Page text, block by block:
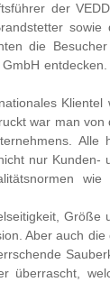
der
sowie
die
entdecken.
Klientel
war man von
Alle
nur Kunden-
wie
Größe
Aber auch die
überrascht,